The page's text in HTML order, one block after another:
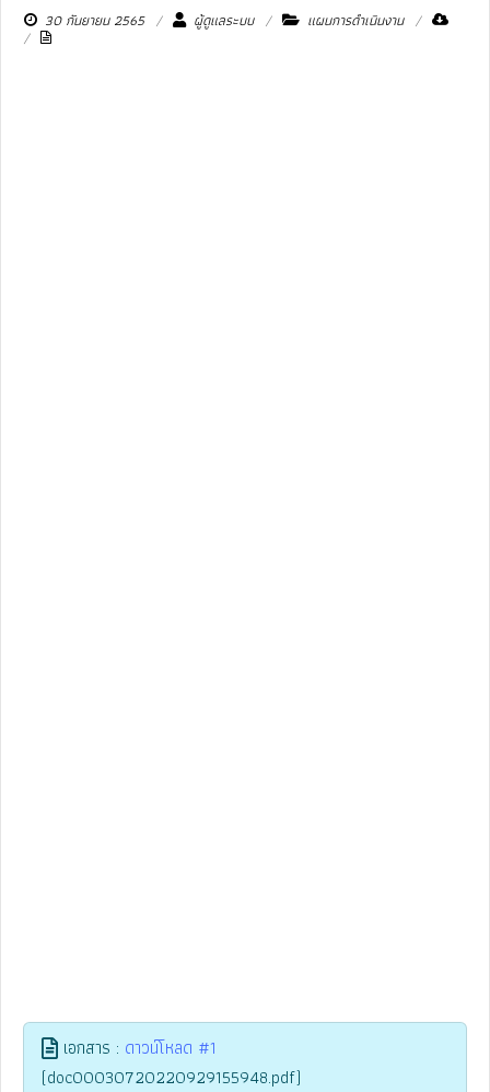
30 กันยายน 2565 ผู้ดูแลระบบ แผนการดำเนินงาน
เอกสาร : ดาวน์โหลด #1
(doc00030720220929155948.pdf)